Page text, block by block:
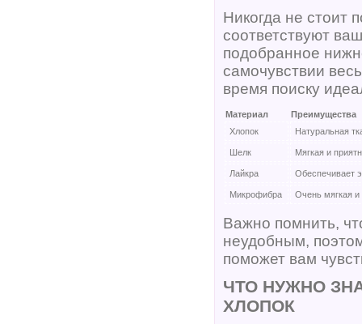
Никогда не стоит
соответствуют
подобранное
самочувствии
время поиску
Материал
Преимущества
Хлопок
Натуральная
Шелк Мягкая и
Лайкра Обеспечивает
Микрофибра Очень мягкая и
Важно помнить,
неудобным,
поможет вам
ЧТО НУЖНО
ХЛОПОК